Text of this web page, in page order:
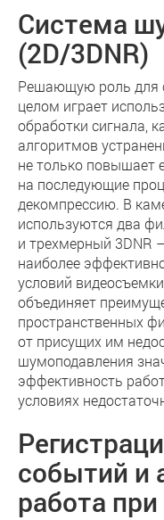
Система
(2D/3DNR)
Решающую роль для
целом играет
обработки сигнала,
алгоритмов
не только повышает
на последующие
декомпрессию. В
используются два
и трехмерный 3DNR
наиболее
условий
объединяет
пространственных
от присущих им
шумоподавления
эффективность
условиях
событий и
работа